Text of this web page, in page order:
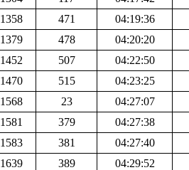
1358 471
04:19:36
1379 478
04:20:20
1452 507
04:22:50
1470 515
04:23:25
1568 23
04:27:07
1581 379
04:27:38
1583 381
04:27:40
1639 389
04:29:52